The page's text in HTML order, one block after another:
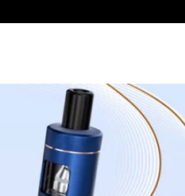
Boosters
Drip Tip
embouts, becs
Emission "C'est dans l'air"
Reportage Vox Pop ARTE
Interview France Bleu